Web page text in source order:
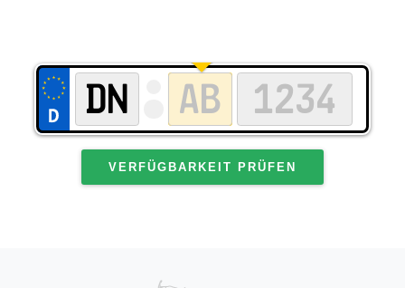
VERFÜGBARKEIT PRÜFEN